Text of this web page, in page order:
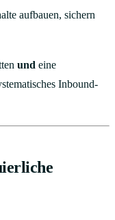
aufbauen, sichern
und eine
Inbound-